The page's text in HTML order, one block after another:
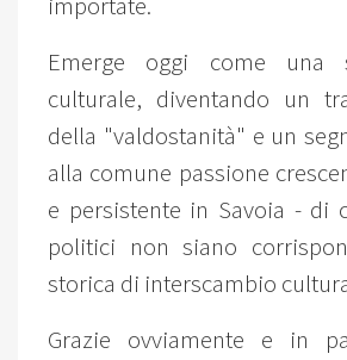
Emerge oggi come una
culturale, diventando un
della "valdostanità" e un
alla comune passione
e persistente in Savoia - di
politici non siano
storica di interscambio
Grazie ovviamente e in